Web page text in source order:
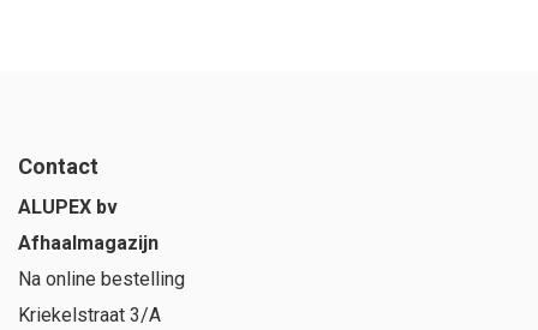
Contact
ALUPEX bv
Afhaalmagazijn
Na online bestelling
Kriekelstraat 3/A